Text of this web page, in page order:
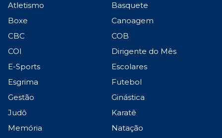
Atletismo
Basquete
Boxe
Canoagem
CBC
COB
COI
Dirigente do Mês
E-Sports
Escolares
Esgrima
Futebol
Gestão
Ginástica
Judô
Karatê
Memória
Natação